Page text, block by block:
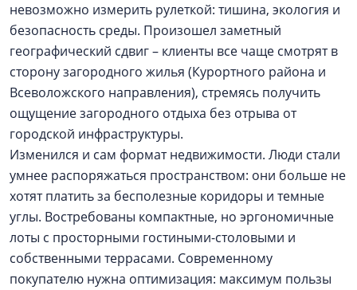
невозможно измерить рулеткой: тишина, экология и
безопасность среды. Произошел заметный
географический сдвиг – клиенты все чаще смотрят в
сторону загородного жилья (Курортного района и
Всеволожского направления), стремясь получить
ощущение загородного отдыха без отрыва от
городской инфраструктуры.
Изменился и сам формат недвижимости. Люди стали
умнее распоряжаться пространством: они больше не
хотят платить за бесполезные коридоры и темные
углы. Востребованы компактные, но эргономичные
лоты с просторными гостиными-столовыми и
собственными террасами. Современному
покупателю нужна оптимизация: максимум пользы